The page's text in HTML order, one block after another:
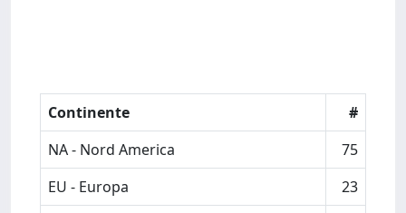
Continente
#
NA - Nord America
75
EU - Europa
23